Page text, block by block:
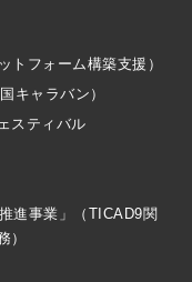
トフォーム構築支援）
キャラバン）
スティバル
進事業」（TICAD9関
）